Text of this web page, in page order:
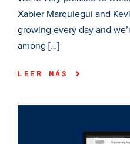
Xabier Marquiegui and
growing every day and
among […]
LEER MÁS